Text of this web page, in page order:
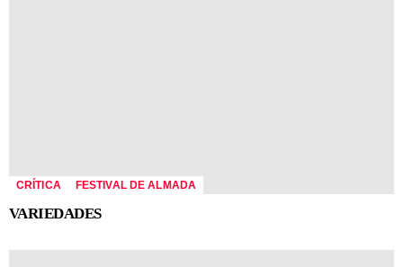
CRÍTICA FESTIVAL DE ALMADA
VARIEDADES